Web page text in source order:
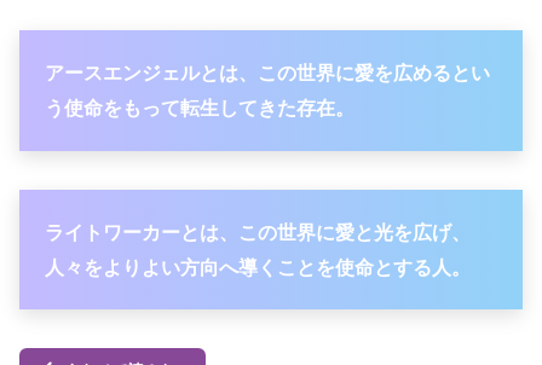
アースエンジェルとは、この世界に愛を広めるとい
う使命をもって転生してきた存在。
ライトワーカーとは、この世界に愛と光を広げ、
人々をよりよい方向へ導くことを使命とする人。